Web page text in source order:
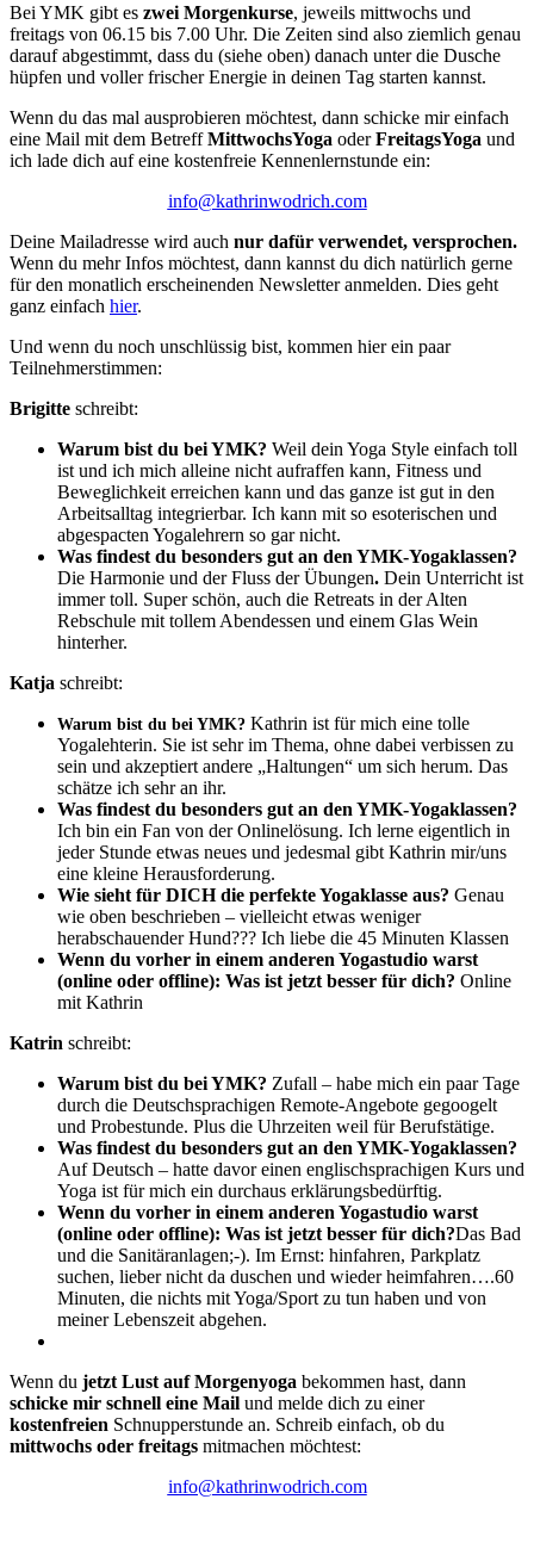
Bei YMK gibt es zwei Morgenkurse, jeweils mittwochs und
freitags von 06.15 bis 7.00 Uhr. Die Zeiten sind also ziemlich genau
darauf abgestimmt, dass du (siehe oben) danach unter die Dusche
hüpfen und voller frischer Energie in deinen Tag starten kannst.
Wenn du das mal ausprobieren möchtest, dann schicke mir einfach
eine Mail mit dem BetreffMittwochsYoga oderFreitagsYoga und
ich lade dich auf eine kostenfreie Kennenlernstunde ein:
info@kathrinwodrich.com
Deine Mailadresse wird auch nur dafür verwendet, versprochen.
Wenn du mehr Infos möchtest, dann kannst du dich natürlich gerne
für den monatlich erscheinenden Newsletter anmelden. Dies geht
ganz einfach hier.
Und wenn du noch unschlüssig bist, kommen hier ein paar
Teilnehmerstimmen:
Brigitte schreibt:
Warum bist du bei YMK? Weil dein Yoga Style einfach toll
ist und ich mich alleine nicht aufraffen kann, Fitness und
Beweglichkeit erreichen kann und das ganze ist gut in den
Arbeitsalltag integrierbar. Ich kann mit so esoterischen und
abgespacten Yogalehrern so gar nicht.
Was findest du besonders gut an den YMK-Yogaklassen?
Die Harmonie und der Fluss der Übungen. Dein Unterricht ist
immer toll. Super schön, auch die Retreats in der Alten
Rebschule mit tollem Abendessen und einem Glas Wein
hinterher.
Katja schreibt:
Warum bist du bei YMK? Kathrin ist für mich eine tolle
Yogalehterin. Sie ist sehr im Thema, ohne dabei verbissen zu
sein und akzeptiert andere „Haltungen“ um sich herum. Das
schätze ich sehr an ihr.
Was findest du besonders gut an den YMK-Yogaklassen?
Ich bin ein Fan von der Onlinelösung. Ich lerne eigentlich in
jeder Stunde etwas neues und jedesmal gibt Kathrin mir/uns
eine kleine Herausforderung.
Wie sieht für DICH die perfekte Yogaklasse aus? Genau
wie oben beschrieben – vielleicht etwas weniger
herabschauender Hund??? Ich liebe die 45 Minuten Klassen
Wenn du vorher in einem anderen Yogastudio warst
(online oder offline): Was ist jetzt besser für dich? Online
mit Kathrin
Katrin schreibt:
Warum bist du bei YMK? Zufall – habe mich ein paar Tage
durch die Deutschsprachigen Remote-Angebote gegoogelt
und Probestunde. Plus die Uhrzeiten weil für Berufstätige.
Was findest du besonders gut an den YMK-Yogaklassen?
Auf Deutsch – hatte davor einen englischsprachigen Kurs und
Yoga ist für mich ein durchaus erklärungsbedürftig.
Wenn du vorher in einem anderen Yogastudio warst
(online oder offline): Was ist jetzt besser für dich?Das Bad
und die Sanitäranlagen;-). Im Ernst: hinfahren, Parkplatz
suchen, lieber nicht da duschen und wieder heimfahren….60
Minuten, die nichts mit Yoga/Sport zu tun haben und von
meiner Lebenszeit abgehen.
Wenn du jetzt Lust auf Morgenyoga bekommen hast, dann
schicke mir schnell eine Mail und melde dich zu einer
kostenfreien Schnupperstunde an. Schreib einfach, ob du
mittwochs oder freitags mitmachen möchtest:
info@kathrinwodrich.com